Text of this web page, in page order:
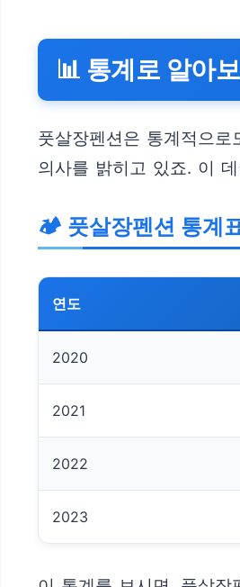
📊 통계로 알아
풋살장펜션은 통계적으
의사를 밝히고 있죠. 이
🏕️ 풋살장펜션 통계
연도
2020
2021
2022
2023